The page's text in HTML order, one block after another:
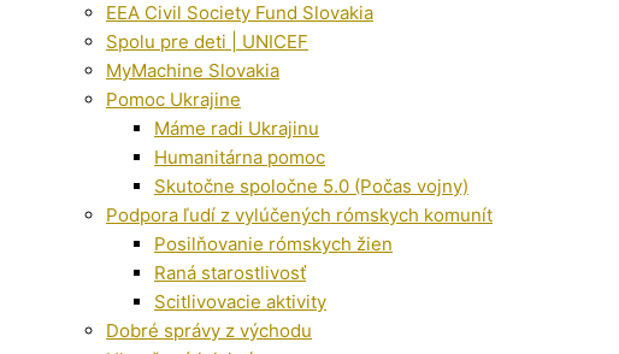
EEA Civil Society Fund Slovakia
Spolu pre deti | UNICEF
MyMachine Slovakia
Pomoc Ukrajine
Máme radi Ukrajinu
Humanitárna pomoc
Skutočne spoločne 5.0 (Počas vojny)
Podpora ľudí z vylúčených rómskych komunít
Posilňovanie rómskych žien
Raná starostlivosť
Scitlivovacie aktivity
Dobré správy z východu